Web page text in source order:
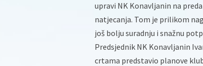
upravi NK Konavljanin na
natjecanja. Tom je prilikom
još bolju suradnju i snažnu
Predsjednik NK Konavljanin
crtama predstavio planove